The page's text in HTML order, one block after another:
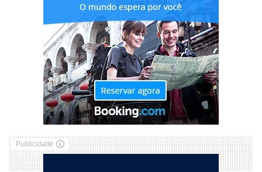
Publicidade